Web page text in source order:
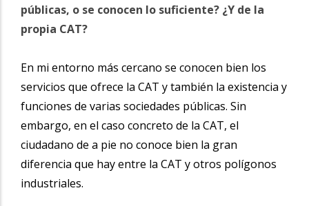
públicas, o se conocen lo suficiente? ¿Y de la
propia CAT?
En mi entorno más cercano se conocen bien los
servicios que ofrece la CAT y también la existencia y
funciones de varias sociedades públicas. Sin
embargo, en el caso concreto de la CAT, el
ciudadano de a pie no conoce bien la gran
diferencia que hay entre la CAT y otros polígonos
industriales.